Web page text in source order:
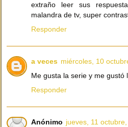
extraño leer sus
malandra de tv, super
Responder
a veces miércoles, 10
Me gusta la serie y me gustó
Responder
Anónimo jueves, 11